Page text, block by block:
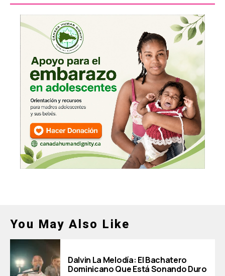
You May Also Like
Dalvin La Melodía: El Bachatero
Dominicano Que Está Sonando Duro